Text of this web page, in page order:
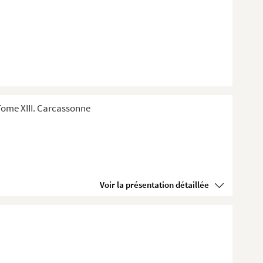
XIII. Carcassonne
Voir la présentation détaillée